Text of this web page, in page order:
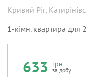
Кривий Ріг,
1-кімн. квартира для
633 грн
за добу